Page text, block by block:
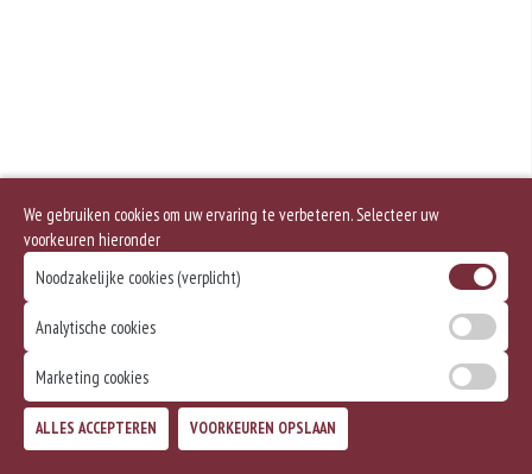
We gebruiken cookies om uw ervaring te verbeteren. Selecteer uw
voorkeuren hieronder
Noodzakelijke cookies (verplicht)
Analytische cookies
Marketing cookies
ALLES ACCEPTEREN VOORKEUREN OPSLAAN